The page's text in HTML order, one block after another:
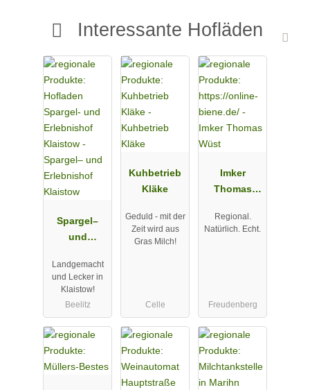
Interessante Hofläden
Spargel–
und
Klaistow
Landgemacht
und Lecker in
Klaistow!
Beelitz
Kuhbetrieb
Kläke
Geduld - mit der
Zeit wird aus
Gras Milch!
Celle
Imker
Thomas
Regional.
Natürlich. Echt.
Freudenberg